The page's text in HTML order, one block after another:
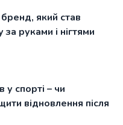
який став
руками і нігтями
у спорті – чи
відновлення після